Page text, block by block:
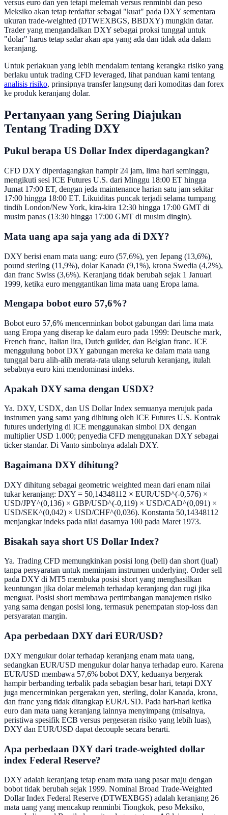
versus euro dan yen tetapi melemah versus renminbi dan peso
Meksiko akan tetap terdaftar sebagai "kuat" pada DXY sementara
ukuran trade-weighted (DTWEXBGS, BBDXY) mungkin datar.
Trader yang mengandalkan DXY sebagai proksi tunggal untuk
"dolar" harus tetap sadar akan apa yang ada dan tidak ada dalam
keranjang.
Untuk perlakuan yang lebih mendalam tentang kerangka risiko yang
berlaku untuk trading CFD leveraged, lihat panduan kami tentang
analisis risiko, prinsipnya transfer langsung dari komoditas dan forex
ke produk keranjang dolar.
Pertanyaan yang Sering Diajukan
Tentang Trading DXY
Pukul berapa US Dollar Index diperdagangkan?
CFD DXY diperdagangkan hampir 24 jam, lima hari seminggu,
mengikuti sesi ICE Futures U.S. dari Minggu 18:00 ET hingga
Jumat 17:00 ET, dengan jeda maintenance harian satu jam sekitar
17:00 hingga 18:00 ET. Likuiditas puncak terjadi selama tumpang
tindih London/New York, kira-kira 12:30 hingga 17:00 GMT di
musim panas (13:30 hingga 17:00 GMT di musim dingin).
Mata uang apa saja yang ada di DXY?
DXY berisi enam mata uang: euro (57,6%), yen Jepang (13,6%),
pound sterling (11,9%), dolar Kanada (9,1%), krona Swedia (4,2%),
dan franc Swiss (3,6%). Keranjang tidak berubah sejak 1 Januari
1999, ketika euro menggantikan lima mata uang Eropa lama.
Mengapa bobot euro 57,6%?
Bobot euro 57,6% mencerminkan bobot gabungan dari lima mata
uang Eropa yang diserap ke dalam euro pada 1999: Deutsche mark,
French franc, Italian lira, Dutch guilder, dan Belgian franc. ICE
menggulung bobot DXY gabungan mereka ke dalam mata uang
tunggal baru alih-alih merata-rata ulang seluruh keranjang, itulah
sebabnya euro kini mendominasi indeks.
Apakah DXY sama dengan USDX?
Ya. DXY, USDX, dan US Dollar Index semuanya merujuk pada
instrumen yang sama yang dihitung oleh ICE Futures U.S. Kontrak
futures underlying di ICE menggunakan simbol DX dengan
multiplier USD 1.000; penyedia CFD menggunakan DXY sebagai
ticker standar. Di Vanto simbolnya adalah DXY.
Bagaimana DXY dihitung?
DXY dihitung sebagai geometric weighted mean dari enam nilai
tukar keranjang: DXY = 50,14348112 × EUR/USD^(-0,576) ×
USD/JPY^(0,136) × GBP/USD^(-0,119) × USD/CAD^(0,091) ×
USD/SEK^(0,042) × USD/CHF^(0,036). Konstanta 50,14348112
menjangkar indeks pada nilai dasarnya 100 pada Maret 1973.
Bisakah saya short US Dollar Index?
Ya. Trading CFD memungkinkan posisi long (beli) dan short (jual)
tanpa persyaratan untuk meminjam instrumen underlying. Order sell
pada DXY di MT5 membuka posisi short yang menghasilkan
keuntungan jika dolar melemah terhadap keranjang dan rugi jika
menguat. Posisi short membawa pertimbangan manajemen risiko
yang sama dengan posisi long, termasuk penempatan stop-loss dan
persyaratan margin.
Apa perbedaan DXY dari EUR/USD?
DXY mengukur dolar terhadap keranjang enam mata uang,
sedangkan EUR/USD mengukur dolar hanya terhadap euro. Karena
EUR/USD membawa 57,6% bobot DXY, keduanya bergerak
hampir berbanding terbalik pada sebagian besar hari, tetapi DXY
juga mencerminkan pergerakan yen, sterling, dolar Kanada, krona,
dan franc yang tidak ditangkap EUR/USD. Pada hari-hari ketika
euro dan mata uang keranjang lainnya menyimpang (misalnya,
peristiwa spesifik ECB versus pergeseran risiko yang lebih luas),
DXY dan EUR/USD dapat decouple secara berarti.
Apa perbedaan DXY dari trade-weighted dollar
index Federal Reserve?
DXY adalah keranjang tetap enam mata uang pasar maju dengan
bobot tidak berubah sejak 1999. Nominal Broad Trade-Weighted
Dollar Index Federal Reserve (DTWEXBGS) adalah keranjang 26
mata uang yang mencakup renminbi Tiongkok, peso Meksiko,